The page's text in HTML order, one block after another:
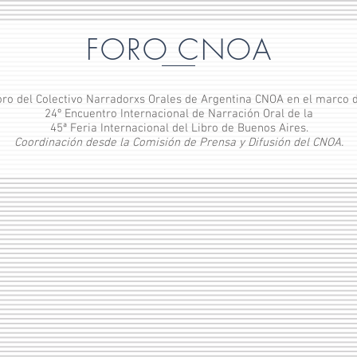
FORO CNOA
del Colectivo Narradorxs Orales de Argentina CNOA en el marco
24º Encuentro Internacional de Narración Oral de la
45ª Feria Internacional del Libro de Buenos Aires.
Coordinación desde la Comisión de Prensa y Difusión del CNOA.